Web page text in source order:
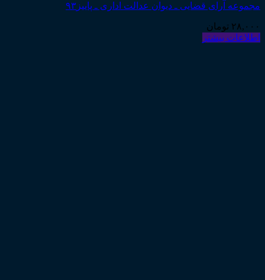
مجموعه آرای قضایی ـ دیوان عدالت اداری ـ پاییز۹۳
۲۸,۰۰۰ تومان
اطلاعات بیشتر